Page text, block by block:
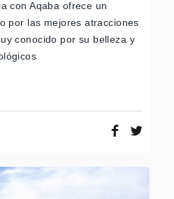
con Aqaba ofrece un
por las mejores atracciones
conocido por su belleza y